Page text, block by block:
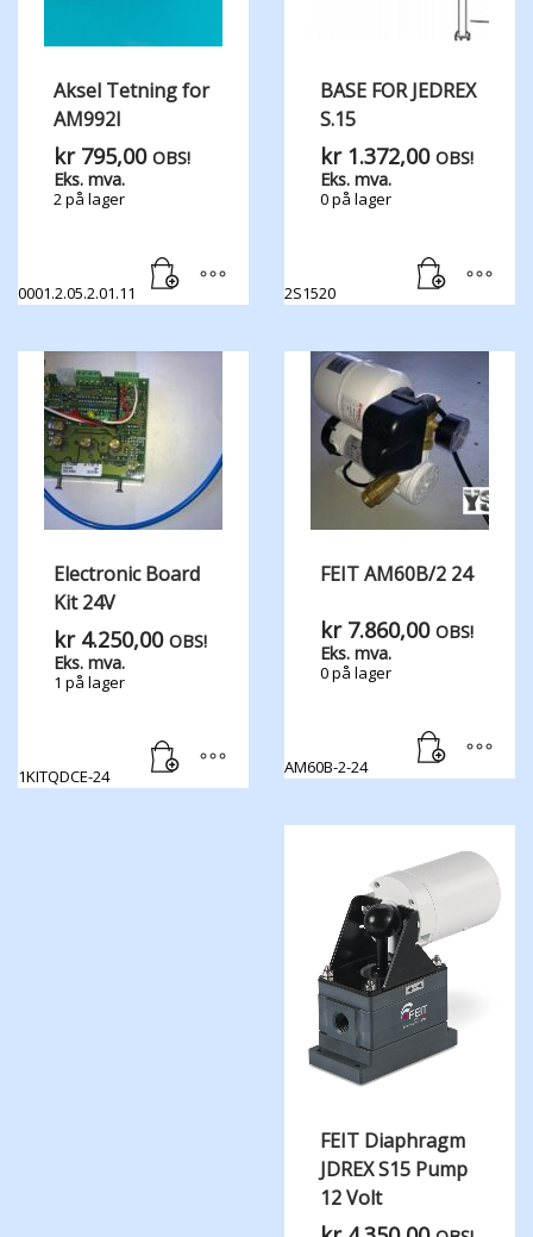
Aksel Tetning for
AM992I
kr795,00 OBS!
Eks. mva.
2 på lager
0001.2.05.2.01.11
BASE FOR JEDREX
S.15
kr1.372,00 OBS!
Eks. mva.
0 på lager
2S1520
Electronic Board
Kit 24V
kr4.250,00 OBS!
Eks. mva.
1 på lager
1KITQDCE-24
FEIT AM60B/2 24
kr7.860,00 OBS!
Eks. mva.
0 på lager
AM60B-2-24
FEIT Diaphragm
JDREX S15 Pump
12 Volt